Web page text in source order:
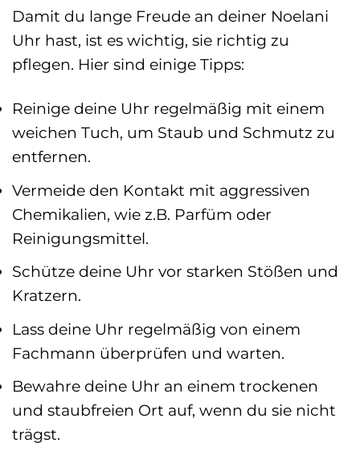
Damit du lange Freude an deiner Noelani
Uhr hast, ist es wichtig, sie richtig zu
pflegen. Hier sind einige Tipps:
Reinige deine Uhr regelmäßig mit einem
weichen Tuch, um Staub und Schmutz zu
entfernen.
Vermeide den Kontakt mit aggressiven
Chemikalien, wie z.B. Parfüm oder
Reinigungsmittel.
Schütze deine Uhr vor starken Stößen und
Kratzern.
Lass deine Uhr regelmäßig von einem
Fachmann überprüfen und warten.
Bewahre deine Uhr an einem trockenen
und staubfreien Ort auf, wenn du sie nicht
trägst.